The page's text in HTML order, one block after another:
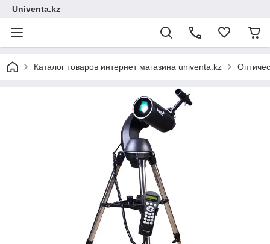
Univenta.kz
Каталог товаров интернет магазина univenta.kz